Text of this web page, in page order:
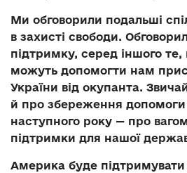
Ми обговорили подальші
в захисті свободи.
підтримку, серед іншого
можуть допомогти нам
України від окупанта.
й про збереження допомоги
наступного року — про
підтримки для нашої
Америка буде